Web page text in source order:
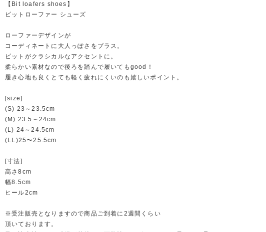
【Bit loafers shoes】
ビットローファー シューズ
ローファーデザインが
コーディネートに大人っぽさをプラス。
ビットがクラシカルなアクセントに。
柔らかい素材なので後ろを踏んで履いてもgood！
履き心地も良くとても軽く疲れにくいのも嬉しいポイント。
[size]
(S) 23～23.5cm
(M) 23.5～24cm
(L) 24～24.5cm
(LL)25〜25.5cm
[寸法]
高さ8cm
幅8.5cm
ヒール2cm
※受注販売となりますので商品ご到着に2週間くらい
頂いております。